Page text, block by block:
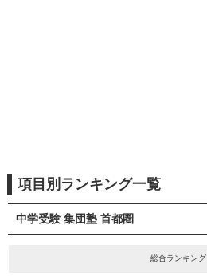
項目別ランキング一覧
中学受験 集団塾 首都圏
総合ランキング